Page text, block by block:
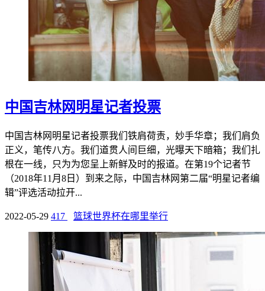
中国吉林网明星记者投票
中国吉林网明星记者投票我们铁肩荷责，妙手华章；我们肩负
正义，笔传八方。我们道贯人间巨细，光曝天下暗箱；我们扎
根在一线，只为为您呈上新鲜及时的报道。在第19个记者节
（2018年11月8日）到来之际，中国吉林网第二届“明星记者编
辑”评选活动拉开...
2022-05-29 417 篮球世界杯在哪里举行